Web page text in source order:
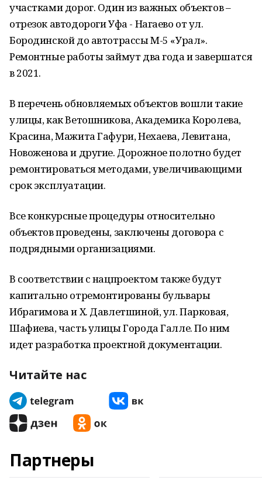
участками дорог. Один из важных объектов –
отрезок автодороги Уфа - Нагаево от ул.
Бородинской до автотрассы М-5 «Урал».
Ремонтные работы займут два года и завершатся
в 2021.
В перечень обновляемых объектов вошли такие
улицы, как Ветошникова, Академика Королева,
Красина, Мажита Гафури, Нехаева, Левитана,
Новоженова и другие. Дорожное полотно будет
ремонтироваться методами, увеличивающими
срок эксплуатации.
Все конкурсные процедуры относительно
объектов проведены, заключены договора с
подрядными организациями.
В соответствии с нацпроектом также будут
капитально отремонтированы бульвары
Ибрагимова и Х. Давлетшиной, ул. Парковая,
Шафиева, часть улицы Города Галле. По ним
идет разработка проектной документации.
Читайте нас
Партнеры